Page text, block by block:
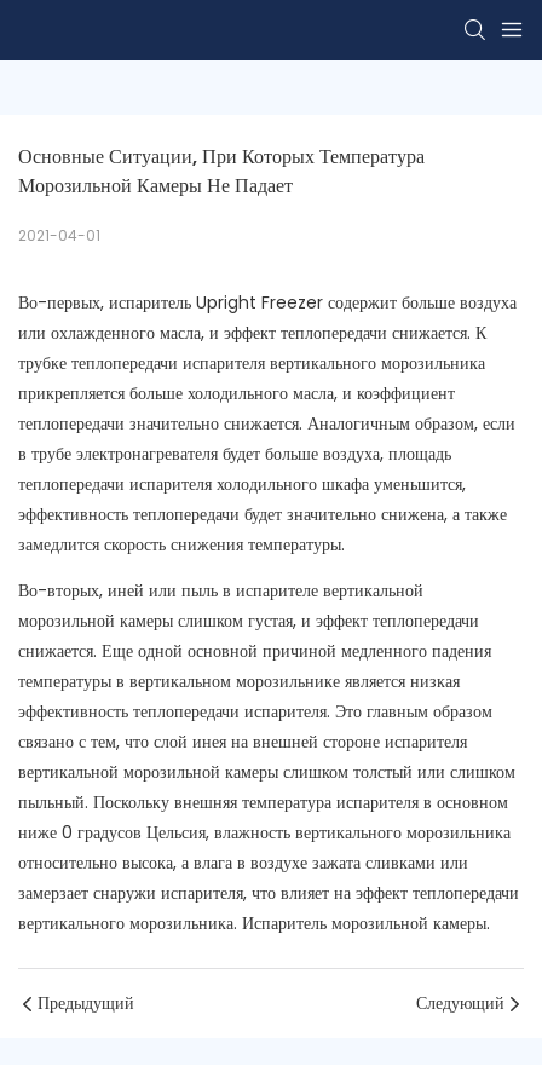
Основные Ситуации, При Которых Температура
Морозильной Камеры Не Падает
2021-04-01
Во-первых, испаритель Upright Freezer содержит больше воздуха
или охлажденного масла, и эффект теплопередачи снижается. К
трубке теплопередачи испарителя вертикального морозильника
прикрепляется больше холодильного масла, и коэффициент
теплопередачи значительно снижается. Аналогичным образом, если
в трубе электронагревателя будет больше воздуха, площадь
теплопередачи испарителя холодильного шкафа уменьшится,
эффективность теплопередачи будет значительно снижена, а также
замедлится скорость снижения температуры.
Во-вторых, иней или пыль в испарителе вертикальной
морозильной камеры слишком густая, и эффект теплопередачи
снижается. Еще одной основной причиной медленного падения
температуры в вертикальном морозильнике является низкая
эффективность теплопередачи испарителя. Это главным образом
связано с тем, что слой инея на внешней стороне испарителя
вертикальной морозильной камеры слишком толстый или слишком
пыльный. Поскольку внешняя температура испарителя в основном
ниже 0 градусов Цельсия, влажность вертикального морозильника
относительно высока, а влага в воздухе зажата сливками или
замерзает снаружи испарителя, что влияет на эффект теплопередачи
вертикального морозильника. Испаритель морозильной камеры.
Предыдущий Следующий